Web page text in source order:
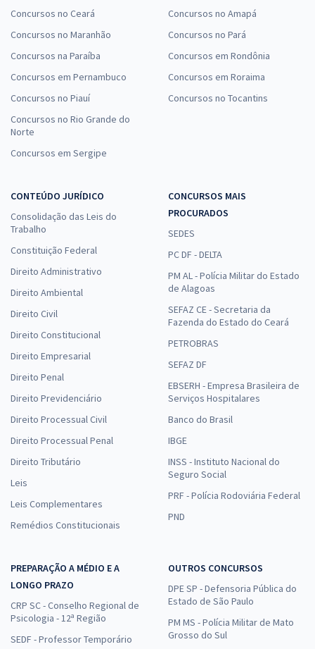
Concursos no Ceará
Concursos no Maranhão
Concursos na Paraíba
Concursos em Pernambuco
Concursos no Piauí
Concursos no Rio Grande do
Norte
Concursos em Sergipe
Concursos no Amapá
Concursos no Pará
Concursos em Rondônia
Concursos em Roraima
Concursos no Tocantins
CONTEÚDO JURÍDICO
Consolidação das Leis do
Trabalho
Constituição Federal
Direito Administrativo
Direito Ambiental
Direito Civil
Direito Constitucional
Direito Empresarial
Direito Penal
Direito Previdenciário
Direito Processual Civil
Direito Processual Penal
Direito Tributário
Leis
Leis Complementares
Remédios Constitucionais
CONCURSOS MAIS
PROCURADOS
SEDES
PC DF - DELTA
PM AL - Polícia Militar do Estado
de Alagoas
SEFAZ CE - Secretaria da
Fazenda do Estado do Ceará
PETROBRAS
SEFAZ DF
EBSERH - Empresa Brasileira de
Serviços Hospitalares
Banco do Brasil
IBGE
INSS - Instituto Nacional do
Seguro Social
PRF - Polícia Rodoviária Federal
PND
PREPARAÇÃO A MÉDIO E A
LONGO PRAZO
CRP SC - Conselho Regional de
Psicologia - 12ª Região
SEDF - Professor Temporário
OUTROS CONCURSOS
DPE SP - Defensoria Pública do
Estado de São Paulo
PM MS - Polícia Militar de Mato
Grosso do Sul